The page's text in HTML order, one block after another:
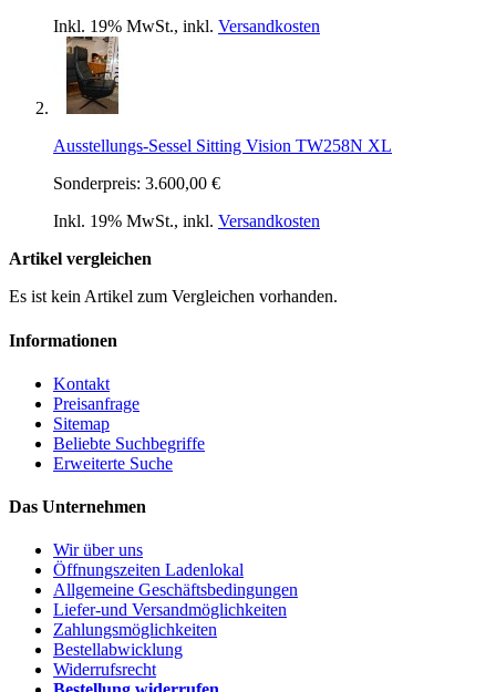
Inkl. 19% MwSt., inkl. Versandkosten
Ausstellungs-Sessel Sitting Vision TW258N XL
Sonderpreis: 3.600,00 €
Inkl. 19% MwSt., inkl. Versandkosten
Artikel vergleichen
Es ist kein Artikel zum Vergleichen vorhanden.
Informationen
Kontakt
Preisanfrage
Sitemap
Beliebte Suchbegriffe
Erweiterte Suche
Das Unternehmen
Wir über uns
Öffnungszeiten Ladenlokal
Allgemeine Geschäftsbedingungen
Liefer-und Versandmöglichkeiten
Zahlungsmöglichkeiten
Bestellabwicklung
Widerrufsrecht